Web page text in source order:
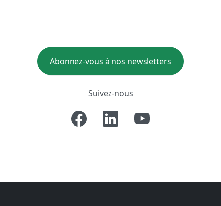
Abonnez-vous à nos newsletters
Suivez-nous